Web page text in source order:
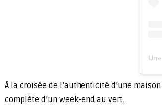
À la croisée de l’authenticité d’une
complète d’un week-end au vert.